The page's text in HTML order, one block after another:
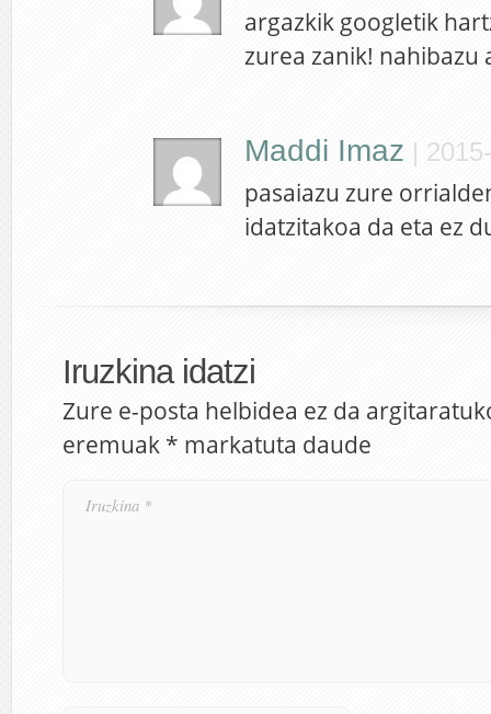
argazkik googletik
zurea zanik! nahibazu
Maddi Imaz |
pasaiazu zure
idatzitakoa da eta ez
Iruzkina idatzi
Zure e-posta helbidea ez da
eremuak * markatuta daude